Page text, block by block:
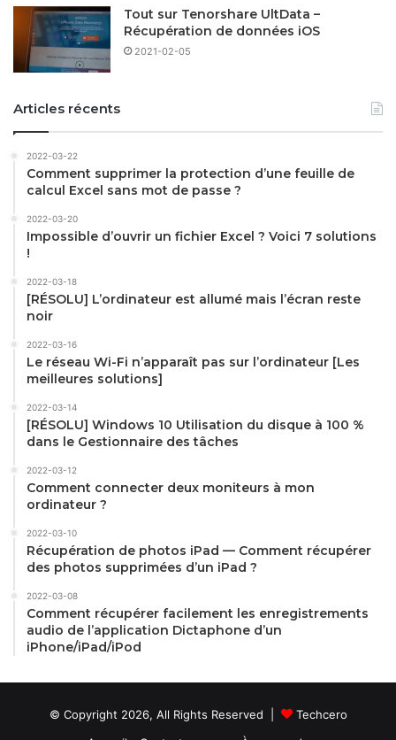
Tout sur Tenorshare UltData –
Récupération de données iOS
2021-02-05
Articles récents
2022-03-22
Comment supprimer la protection d’une feuille de
calcul Excel sans mot de passe ?
2022-03-20
Impossible d’ouvrir un fichier Excel ? Voici 7 solutions
!
2022-03-18
[RÉSOLU] L’ordinateur est allumé mais l’écran reste
noir
2022-03-16
Le réseau Wi-Fi n’apparaît pas sur l’ordinateur [Les
meilleures solutions]
2022-03-14
[RÉSOLU] Windows 10 Utilisation du disque à 100 %
dans le Gestionnaire des tâches
2022-03-12
Comment connecter deux moniteurs à mon
ordinateur ?
2022-03-10
Récupération de photos iPad — Comment récupérer
des photos supprimées d’un iPad ?
2022-03-08
Comment récupérer facilement les enregistrements
audio de l’application Dictaphone d’un
iPhone/iPad/iPod
© Copyright 2026, All Rights Reserved |
Techcero